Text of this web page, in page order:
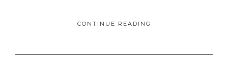
CONTINUE READING